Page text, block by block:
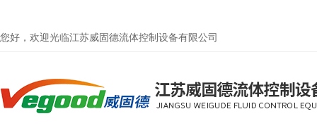
您好，欢迎光临江苏威固德流体控制设备有限公司